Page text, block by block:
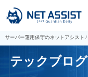
サーバー運用保守のネットアシスト
テックブログ